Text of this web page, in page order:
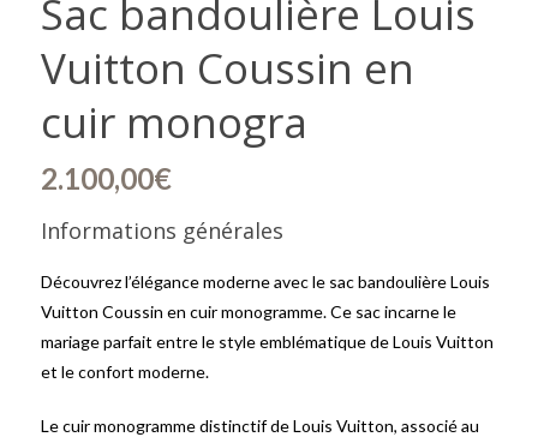
Sac bandoulière Louis
Vuitton Coussin en
cuir monogra
2.100,00€
Informations générales
Découvrez l’élégance moderne avec le sac bandoulière Louis
Vuitton Coussin en cuir monogramme. Ce sac incarne le
mariage parfait entre le style emblématique de Louis Vuitton
et le confort moderne.
Le cuir monogramme distinctif de Louis Vuitton, associé au